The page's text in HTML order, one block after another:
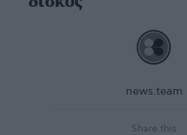
news.team
Share this